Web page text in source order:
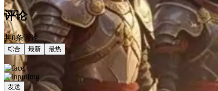
评论
共0条评论
综合 最新 最热
发送